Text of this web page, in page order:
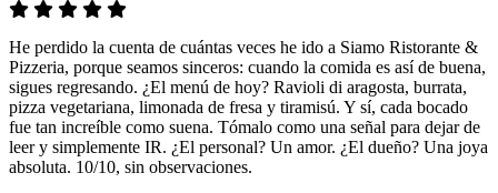
He perdido la cuenta de cuántas veces he ido a Siamo Ristorante &
Pizzeria, porque seamos sinceros: cuando la comida es así de buena,
sigues regresando. ¿El menú de hoy? Ravioli di aragosta, burrata,
pizza vegetariana, limonada de fresa y tiramisú. Y sí, cada bocado
fue tan increíble como suena. Tómalo como una señal para dejar de
leer y simplemente IR. ¿El personal? Un amor. ¿El dueño? Una joya
absoluta. 10/10, sin observaciones.